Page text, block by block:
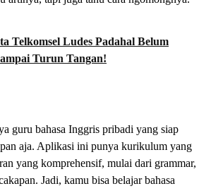
Telkomsel Ludes Padahal Belum
Turun Tangan!
guru bahasa Inggris pribadi yang siap
aja. Aplikasi ini punya kurikulum yang
yang komprehensif, mulai dari grammar,
Jadi, kamu bisa belajar bahasa